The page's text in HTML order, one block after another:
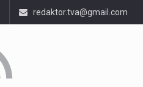
redaktor.tva@gmail.com